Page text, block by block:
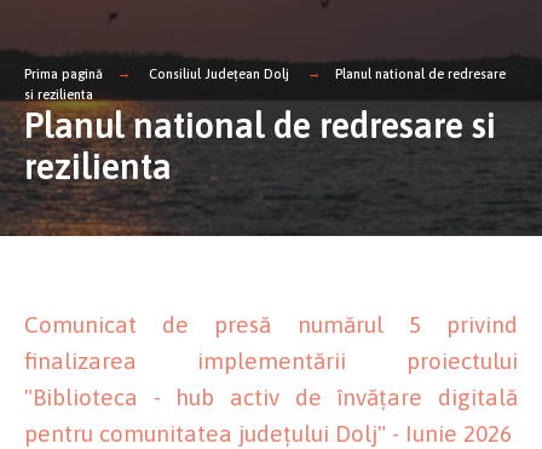
Prima pagină Consiliul Județean Dolj
Planul national de redresare
si rezilienta
Planul national de redresare si
rezilienta
Comunicat de presă numărul 5 privind
finalizarea implementării proiectului
"Biblioteca - hub activ de învățare digitală
pentru comunitatea județului Dolj" - Iunie 2026